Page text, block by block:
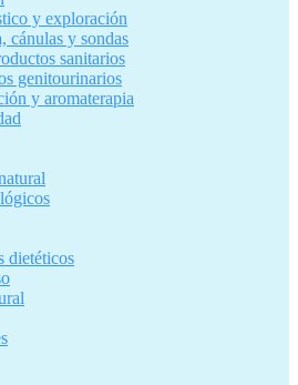
y exploración
cánulas y sondas
sanitarios
genitourinarios
y aromaterapia
dietéticos